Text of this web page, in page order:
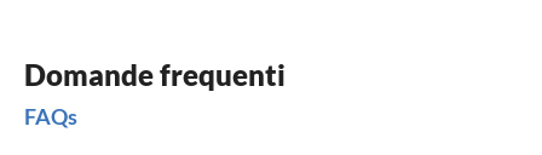
Domande frequenti
FAQs